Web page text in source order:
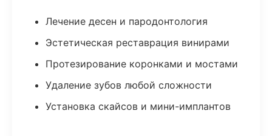
Лечение десен и пародонтология
Эстетическая реставрация винирами
Протезирование коронками и мостами
Удаление зубов любой сложности
Установка скайсов и мини-имплантов